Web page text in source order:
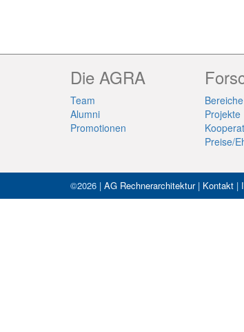
Die AGRA
Team
Alumni
Promotionen
Bereiche
Projekte
Preise/
©2026 | AG Rechnerarchitektur| Kontakt |